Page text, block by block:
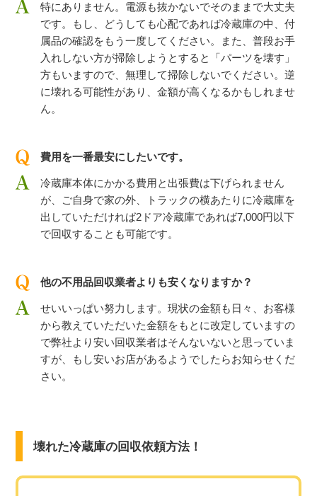
特にありません。電源も抜かないでそのままで大丈夫
です。もし、どうしても心配であれば冷蔵庫の中、付
属品の確認をもう一度してください。また、普段お手
入れしない方が掃除しようとすると「パーツを壊す」
方もいますので、無理して掃除しないでください。逆
に壊れる可能性があり、金額が高くなるかもしれませ
ん。
費用を一番最安にしたいです。
冷蔵庫本体にかかる費用と出張費は下げられません
が、ご自身で家の外、トラックの横あたりに冷蔵庫を
出していただければ2ドア冷蔵庫であれば7,000円以下
で回収することも可能です。
他の不用品回収業者よりも安くなりますか？
せいいっぱい努力します。現状の金額も日々、お客様
から教えていただいた金額をもとに改定していますの
で弊社より安い回収業者はそんないないと思っていま
すが、もし安いお店があるようでしたらお知らせくだ
さい。
壊れた冷蔵庫の回収依頼方法！